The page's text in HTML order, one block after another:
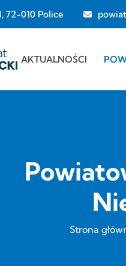
72-010 Police
AKTUALNOŚCI
Strona